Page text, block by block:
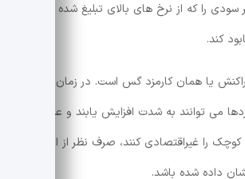
را که از نرخ های بالای تبلیغ شده
کند.
یا همان کارمزد گس است. در زمان های
می توانند به شدت افزایش یابند و عملاً
را غیراقتصادی کنند، صرف نظر از این که